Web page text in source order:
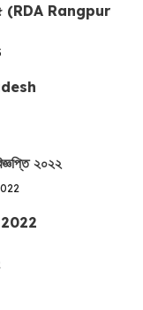
(RDA Rangpur
২০২২